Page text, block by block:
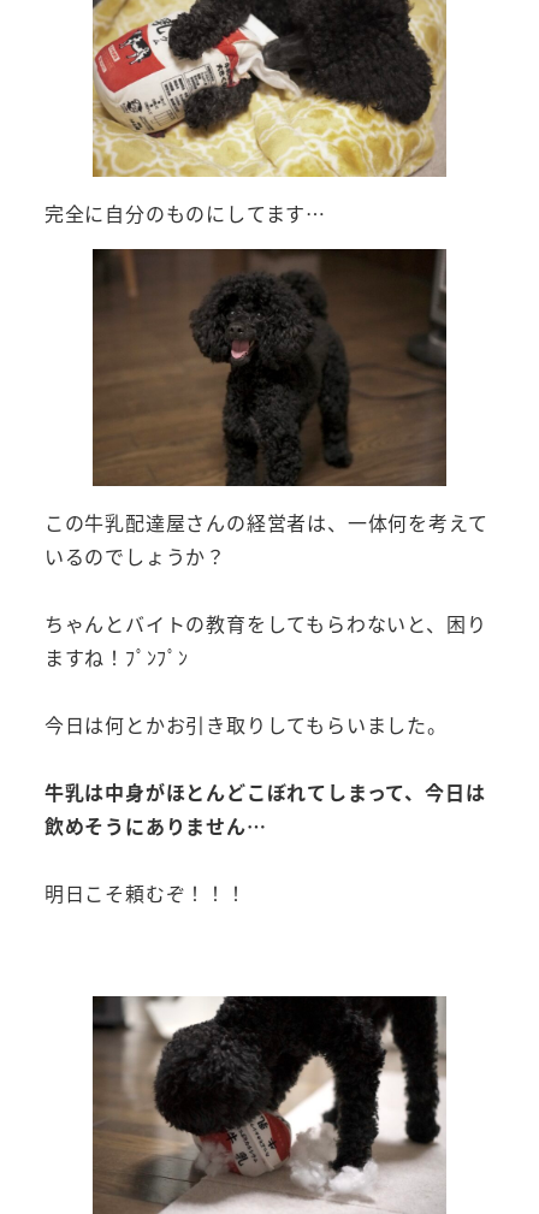
完全に自分のものにしてます…
この牛乳配達屋さんの経営者は、一体何を考えて
いるのでしょうか？
ちゃんとバイトの教育をしてもらわないと、困り
ますね！ﾌﾟﾝﾌﾟﾝ
今日は何とかお引き取りしてもらいました。
牛乳は中身がほとんどこぼれてしまって、今日は
飲めそうにありません…
明日こそ頼むぞ！！！